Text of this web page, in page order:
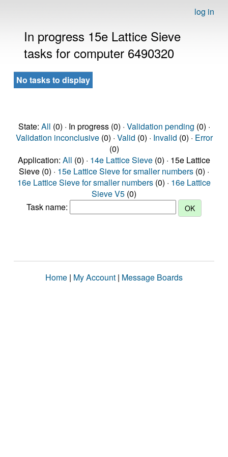
log in
In progress 15e Lattice Sieve
tasks for computer 6490320
No tasks to display
State: All (0) · In progress (0) · Validation pending (0) ·
Validation inconclusive(0) · Valid (0) · Invalid (0) · Error
(0)
Application: All (0) · 14e Lattice Sieve (0) · 15e Lattice
Sieve (0) · 15e Lattice Sieve for smaller numbers (0) ·
16e Lattice Sieve for smaller numbers (0) · 16e Lattice
Sieve V5 (0)
Task name:
Home | My Account | Message Boards